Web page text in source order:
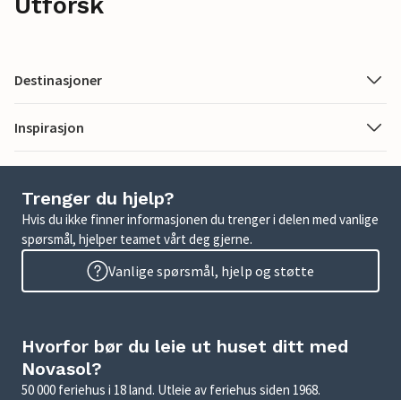
Destinasjoner
Inspirasjon
Trenger du hjelp?
Hvis du ikke finner informasjonen du trenger i delen med vanlige
spørsmål, hjelper teamet vårt deg gjerne.
Vanlige spørsmål, hjelp og støtte
Hvorfor bør du leie ut huset ditt med
Novasol?
50 000 feriehus i 18 land. Utleie av feriehus siden 1968.